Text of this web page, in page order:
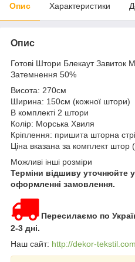
Опис Характеристики
Опис
Готові Штори Блекаут Завиток
Затемнення 50%
Висота: 270см
Ширина: 150см (кожної штори)
В комплекті 2 штори
Колір: Морська Хвиля
Кріплення: пришита шторна
Ціна вказана за комплект штор
Можливі інші розміри
Терміни відшиву уточнюйте
оформленні замовлення.
Пересилаємо по
2-3 дні.
Наш сайт: http://dekor-tekstil.com